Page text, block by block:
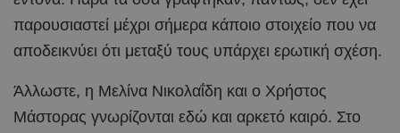
παρουσιαστεί μέχρι σήμερα κάποιο στοιχείο που να
αποδεικνύει ότι μεταξύ τους υπάρχει ερωτική σχέση.
Άλλωστε, η Μελίνα Νικολαΐδη και ο Χρήστος
Μάστορας γνωρίζονται εδώ και αρκετό καιρό. Στο